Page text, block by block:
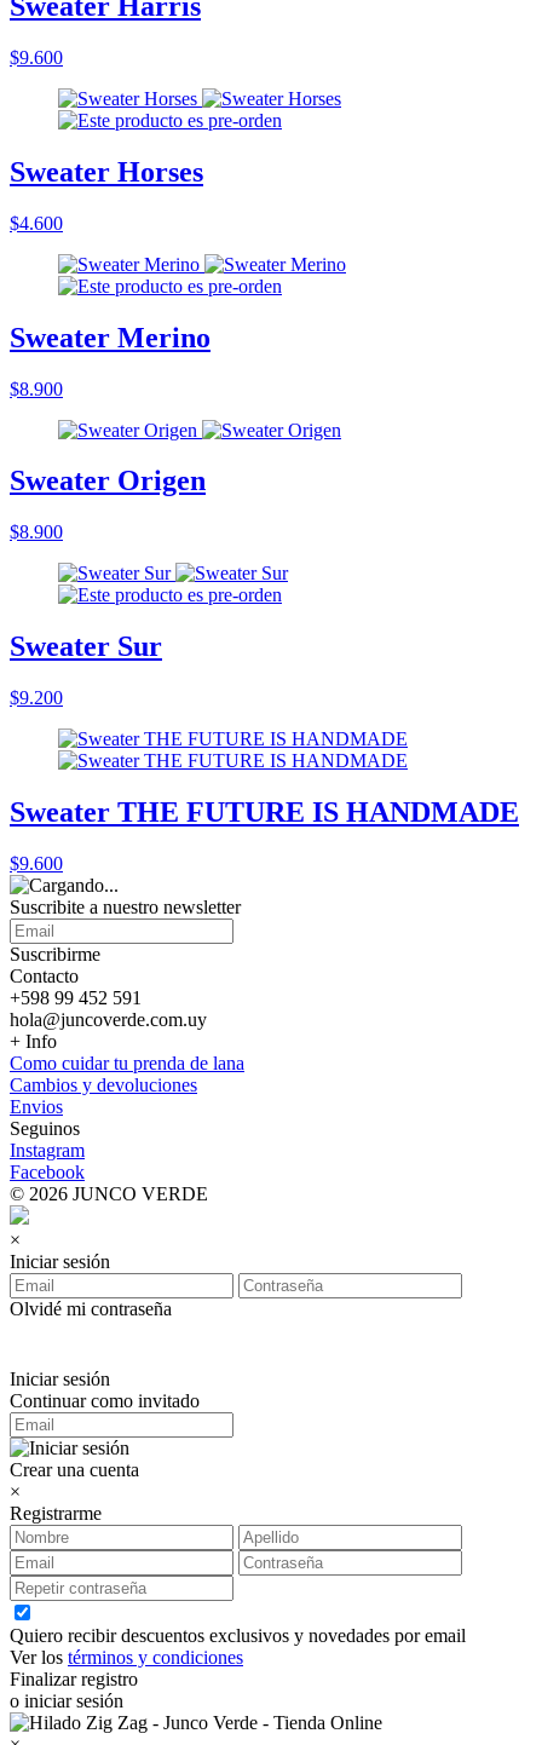
$9.600
Sweater Horses
$4.600
Sweater Merino
$8.900
Sweater Origen
$8.900
Sweater Sur
$9.200
Sweater THE FUTURE IS HANDMADE
$9.600
Suscribite a nuestro newsletter
Suscribirme
Contacto
+598 99 452 591
hola@juncoverde.com.uy
+ Info
Como cuidar tu prenda de lana
Cambios y devoluciones
Envios
Seguinos
Instagram
Facebook
© 2026 JUNCO VERDE
×
Iniciar sesión
Olvidé mi contraseña
Iniciar sesión
Continuar como invitado
Crear una cuenta
×
Registrarme
Quiero recibir descuentos exclusivos y novedades por email
Ver los términos y condiciones
Finalizar registro
o iniciar sesión